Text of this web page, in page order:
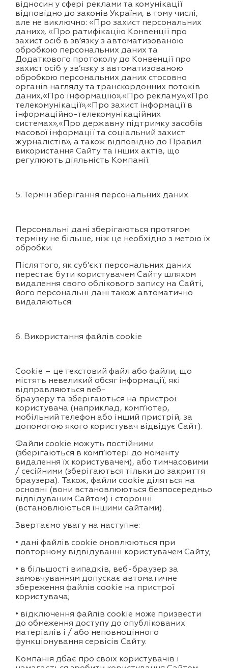
відносин у сфері реклами та комунікації
відповідно до законів України, в тому числі,
але не виключно: «Про захист персональних
даних», «Про ратифікацію Конвенції про
захист осіб в зв’язку з автоматизованою
обробкою персональних даних та
Додаткового протоколу до Конвенції про
захист осіб у зв’язку з автоматизованою
обробкою персональних даних стосовно
органів нагляду та транскордонних потоків
даних,«Про інформацію»,«Про рекламу»,«Про
телекомунікації»,«Про захист інформації в
інформаційно-телекомунікаційних
системах»,«Про державну підтримку засобів
масової інформації та соціальний захист
журналістів», а також відповідно до Правил
використання Сайту та інших актів, що
регулюють діяльність Компанії.
5. Термін зберігання персональних даних
Персональні дані зберігаються протягом
терміну не більше, ніж це необхідно з метою їх
обробки.
Після того, як суб’єкт персональних даних
перестає бути користувачем Сайту шляхом
видалення свого облікового запису на Сайті,
його персональні дані також автоматично
видаляються.
6. Використання файлів cookie
Cookie – це текстовий файл або файли, що
містять невеликий обсяг інформації, які
відправляються веб-
браузеру та зберігаються на пристрої
користувача (наприклад, комп’ютер,
мобільний телефон або інший пристрій, за
допомогою якого користувач відвідує Сайт).
Файли cookie можуть постійними
(зберігаються в комп’ютері до моменту
видалення їх користувачем), або тимчасовими
/ сесійними (зберігаються тільки до закриття
браузера). Також, файли cookie діляться на
основні (вони встановлюються безпосередньо
відвідуваним Сайтом) і сторонні
(встановлюються іншими сайтами).
Звертаємо увагу на наступне:
• дані файлів cookie оновлюються при
повторному відвідуванні користувачем Сайту;
• в більшості випадків, веб-браузер за
замовчуванням допускає автоматичне
збереження файлів cookie на пристрої
користувача;
• відключення файлів cookie може призвести
до обмеження доступу до опублікованих
матеріалів і / або неповноцінного
функціонування сервісів Сайту.
Компанія дбає про своїх користувачів і